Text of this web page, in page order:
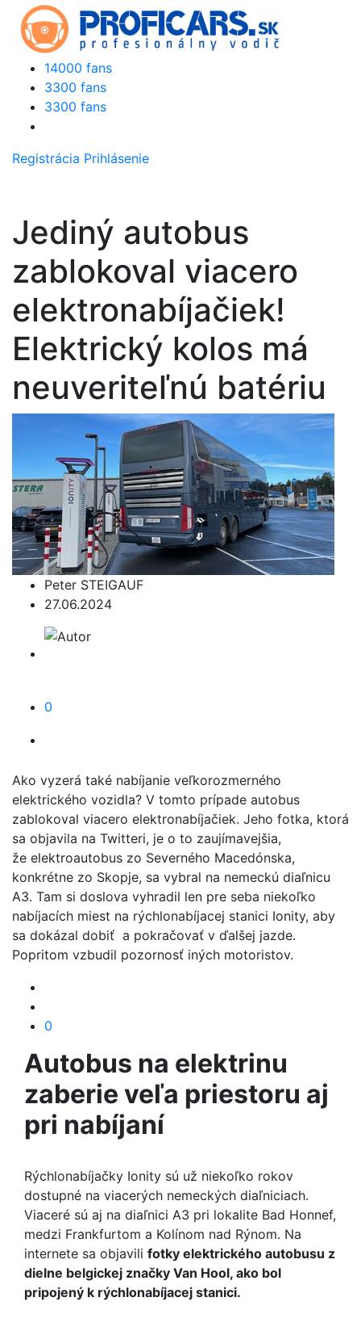
14000 fans
3300 fans
3300 fans
Registrácia Prihlásenie
Jediný autobus
zablokoval viacero
elektronabíjačiek!
Elektrický kolos má
neuveriteľnú batériu
Peter STEIGAUF
27.06.2024
0
Ako vyzerá také nabíjanie veľkorozmerného
elektrického vozidla? V tomto prípade autobus
zablokoval viacero elektronabíjačiek. Jeho fotka, ktorá
sa objavila na Twitteri, je o to zaujímavejšia,
že elektroautobus zo Severného Macedónska,
konkrétne zo Skopje, sa vybral na nemeckú diaľnicu
A3. Tam si doslova vyhradil len pre seba niekoľko
nabíjacích miest na rýchlonabíjacej stanici Ionity, aby
sa dokázal dobiť a pokračovať v ďalšej jazde.
Popritom vzbudil pozornosť iných motoristov.
0
Autobus na elektrinu
zaberie veľa priestoru aj
pri nabíjaní
Rýchlonabíjačky Ionity sú už niekoľko rokov
dostupné na viacerých nemeckých diaľniciach.
Viaceré sú aj na diaľnici A3 pri lokalite Bad Honnef,
medzi Frankfurtom a Kolínom nad Rýnom. Na
internete sa objavili fotky elektrického autobusu z
dielne belgickej značky Van Hool, ako bol
pripojený k rýchlonabíjacej stanici.